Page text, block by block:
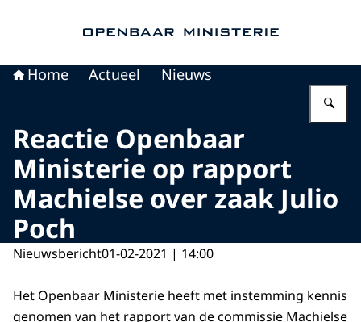
Home Actueel Nieuws
Reactie Openbaar
Ministerie op rapport
Machielse over zaak Julio
Poch
Nieuwsbericht01-02-2021 | 14:00
Het Openbaar Ministerie heeft met instemming kennis
genomen van het rapport van de commissie Machielse